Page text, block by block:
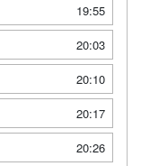
19:55
20:03
20:10
20:17
20:26